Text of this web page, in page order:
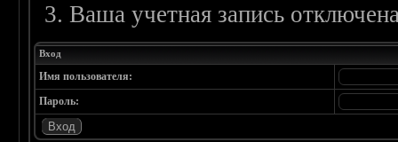
Ваша учетная запись
Вход
Имя пользователя:
Пароль: